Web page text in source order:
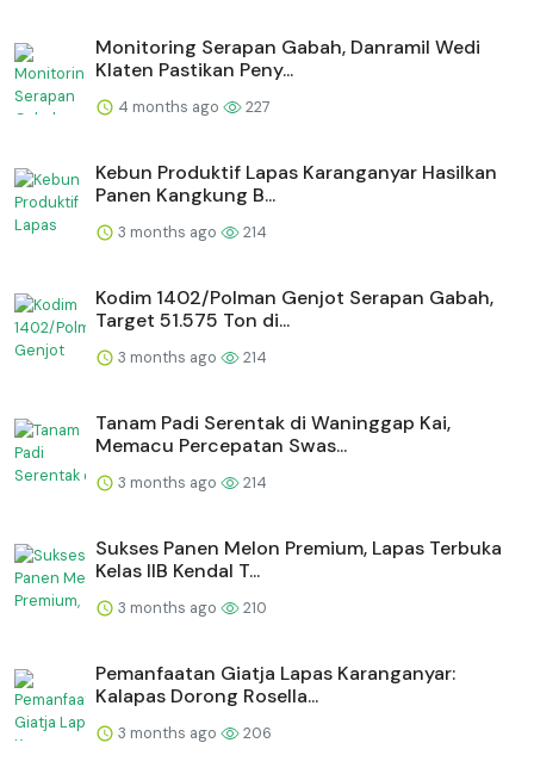
Monitoring Serapan Gabah, Danramil Wedi
Klaten Pastikan Peny...
4 months ago 227
⁠Kebun Produktif Lapas Karanganyar Hasilkan
Panen Kangkung B...
3 months ago 214
Kodim 1402/Polman Genjot Serapan Gabah,
Target 51.575 Ton di...
3 months ago 214
Tanam Padi Serentak di Waninggap Kai,
Memacu Percepatan Swas...
3 months ago 214
Sukses Panen Melon Premium, Lapas Terbuka
Kelas IIB Kendal T...
3 months ago 210
Pemanfaatan Giatja Lapas Karanganyar:
Kalapas Dorong Rosella...
3 months ago 206